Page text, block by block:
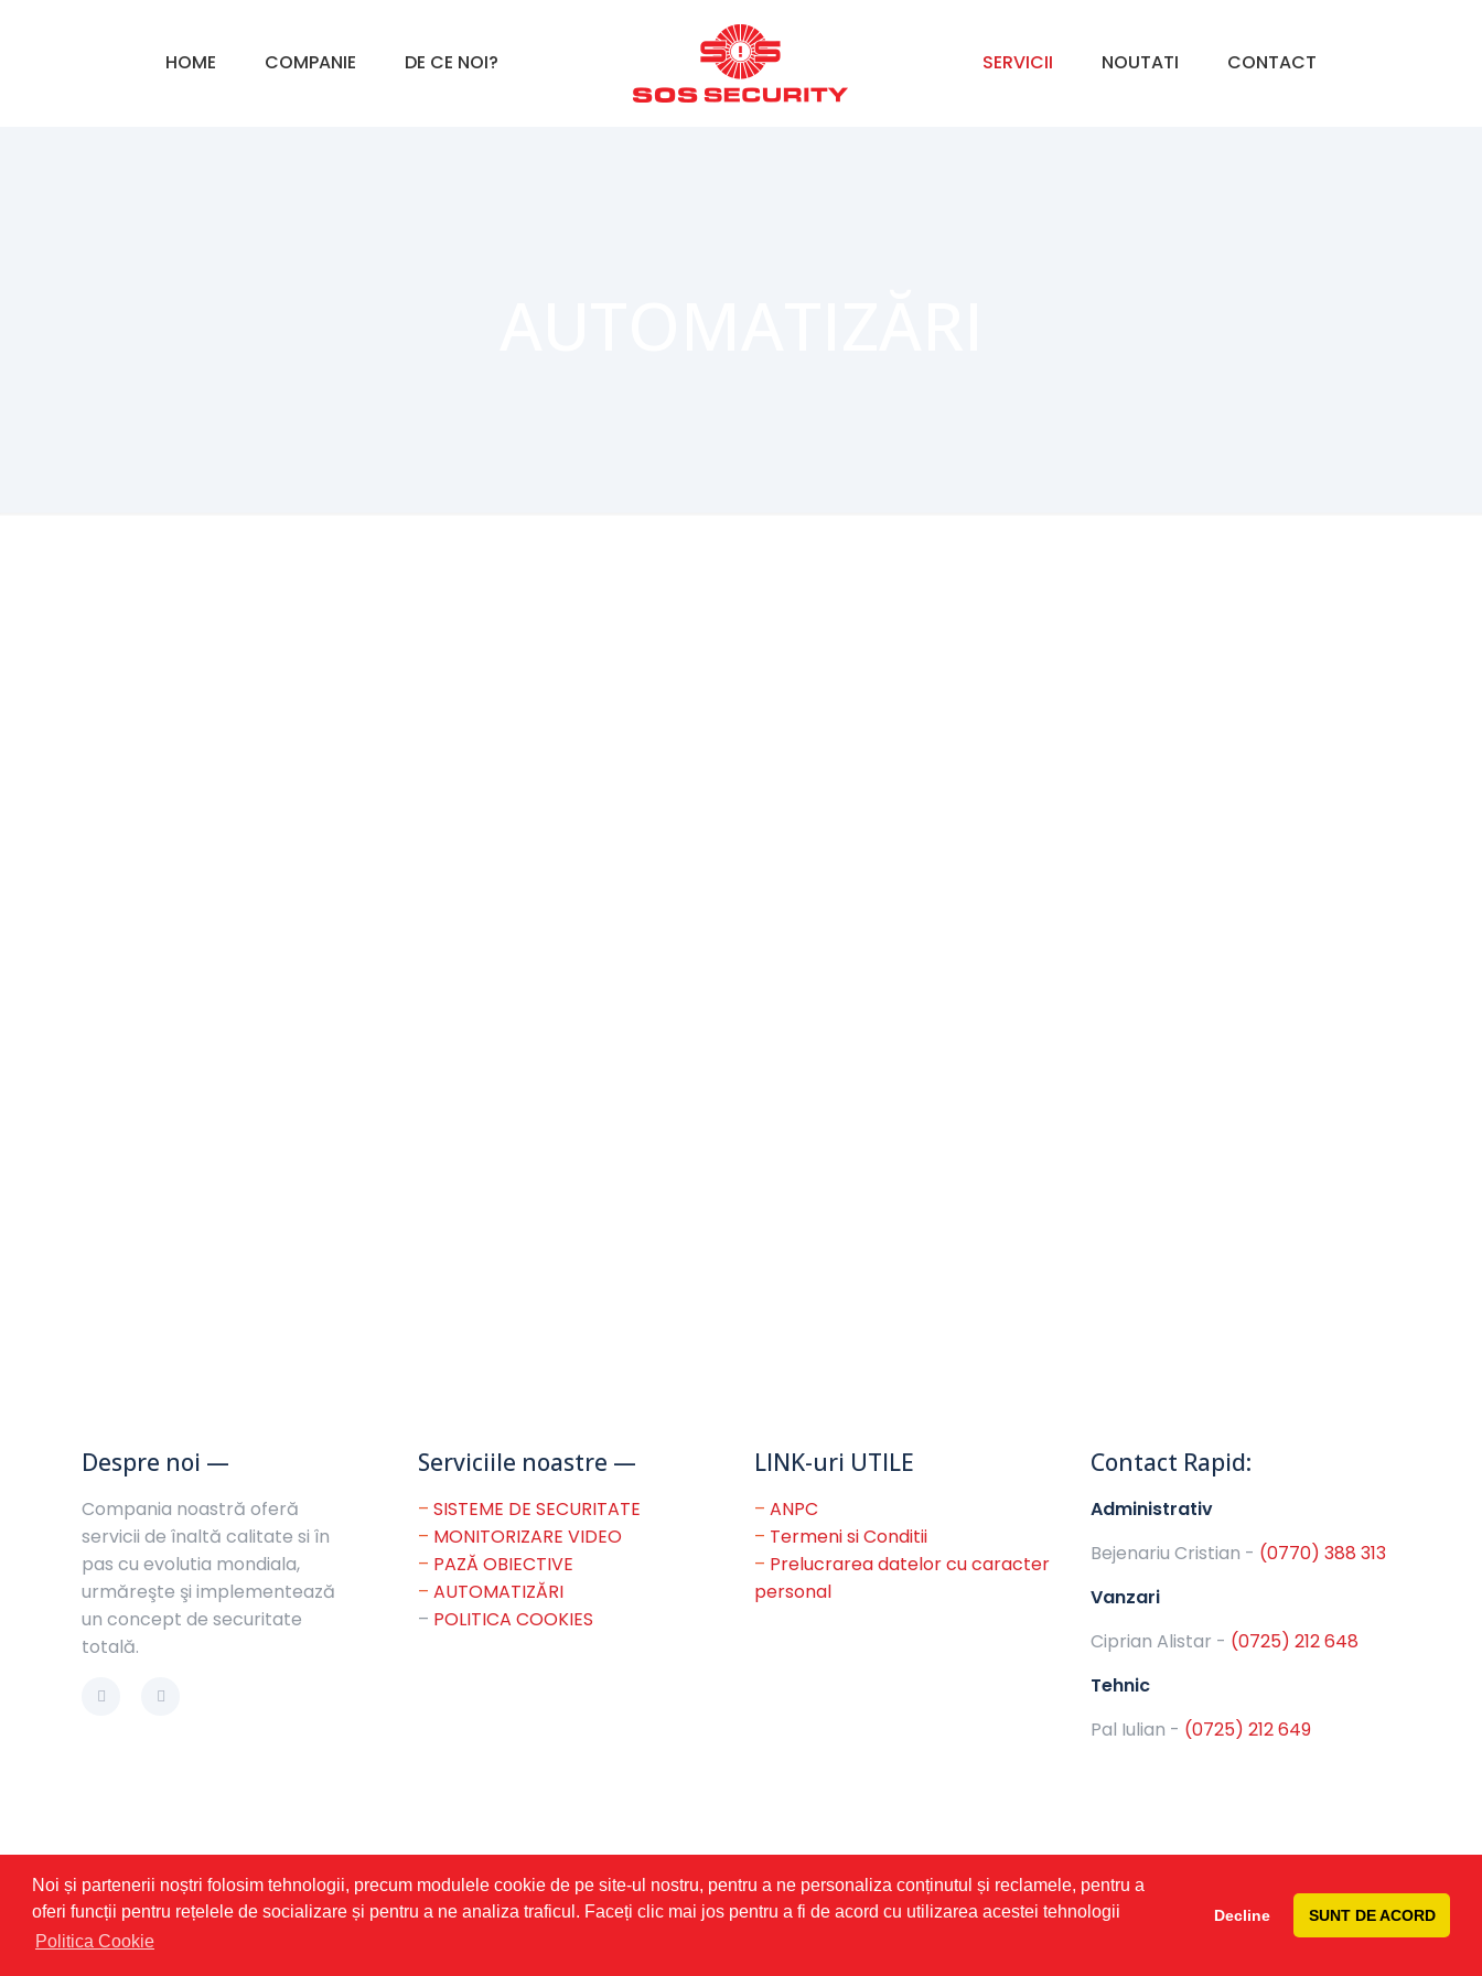
Noi și partenerii noștri folosim tehnologii, precum modulele cookie de pe site-ul nostru, pentru a ne personaliza conținutul și reclamele, pentru a
oferi funcții pentru rețelele de socializare și pentru a ne analiza traficul. Faceți clic mai jos pentru a fi de acord cu utilizarea acestei tehnologii
Politica Cookie
Decline SUNT DE ACORD
HOME COMPANIE DE CE NOI? SERVICII NOUTATI CONTACT
Despre noi —
Compania noastră oferă
servicii de înaltă calitate si în
pas cu evolutia mondiala,
urmăreşte şi implementează
un concept de securitate
totală.
Serviciile noastre —
– SISTEME DE SECURITATE
– MONITORIZARE VIDEO
– PAZĂ OBIECTIVE
– AUTOMATIZĂRI
– POLITICA COOKIES
LINK-uri UTILE
– ANPC
– Termeni si Conditii
– Prelucrarea datelor cu caracter
personal
Contact Rapid:
Administrativ
Bejenariu Cristian - (0770) 388 313
Vanzari
Ciprian Alistar - ‭ (0725) 212 648
Tehnic
Pal Iulian - ‭ (0725) 212 649
© 2026 Betheme by Muffin group | All Rights Reserved | Powered by WordPress